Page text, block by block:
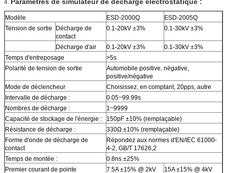
4.
Modèle ESD-2000Q
ESD-2005Q
Tension de sortie
Décharge de
contact
0.1-20kV ±3% 0.1-30kV ±3%
Décharge d'air 0.1-20kV ±3%
0.1-30kV ±3%
Temps d'entreposage
>5s
Polarité de tension de sortie
Automobile positive, négative,
positive/négative
Mode de déclencheur
Choisissez, en comptant, 20pps, autre
Intervalle de décharge :
0.05~99.99s
Nombres de décharge :
1~9999
Capacité de stockage de l'énergie :
150pF ±10% (remplaçable)
Résistance de décharge :
330Ω ±10% (remplaçable)
Forme d'onde de décharge de
contact
Répondez aux normes d'EN/IEC 61000-
4-2, GB/T 17626,2
Temps de montée :
0.8ns ±25%
Premier courant de pointe
7.5A ±15% @ 2kV
15A ±15% @ 4kV